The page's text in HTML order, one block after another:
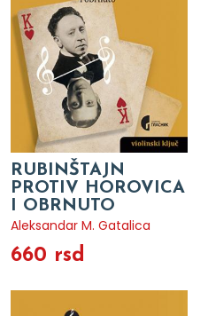
RUBINŠTAJN
PROTIV HOROVICA
I OBRNUTO
Aleksandar M. Gatalica
660 rsd